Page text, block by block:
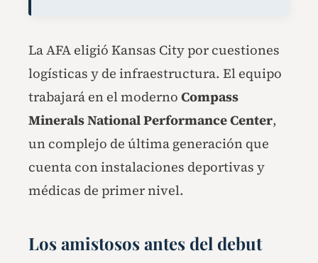
La AFA eligió Kansas City por cuestiones
logísticas y de infraestructura. El equipo
trabajará en el moderno Compass
Minerals National Performance Center,
un complejo de última generación que
cuenta con instalaciones deportivas y
médicas de primer nivel.
Los amistosos antes del debut